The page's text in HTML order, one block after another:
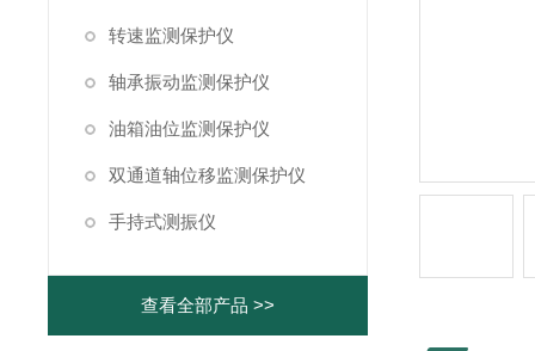
转速监测保护仪
轴承振动监测保护仪
油箱油位监测保护仪
双通道轴位移监测保护仪
手持式测振仪
查看全部产品 >>